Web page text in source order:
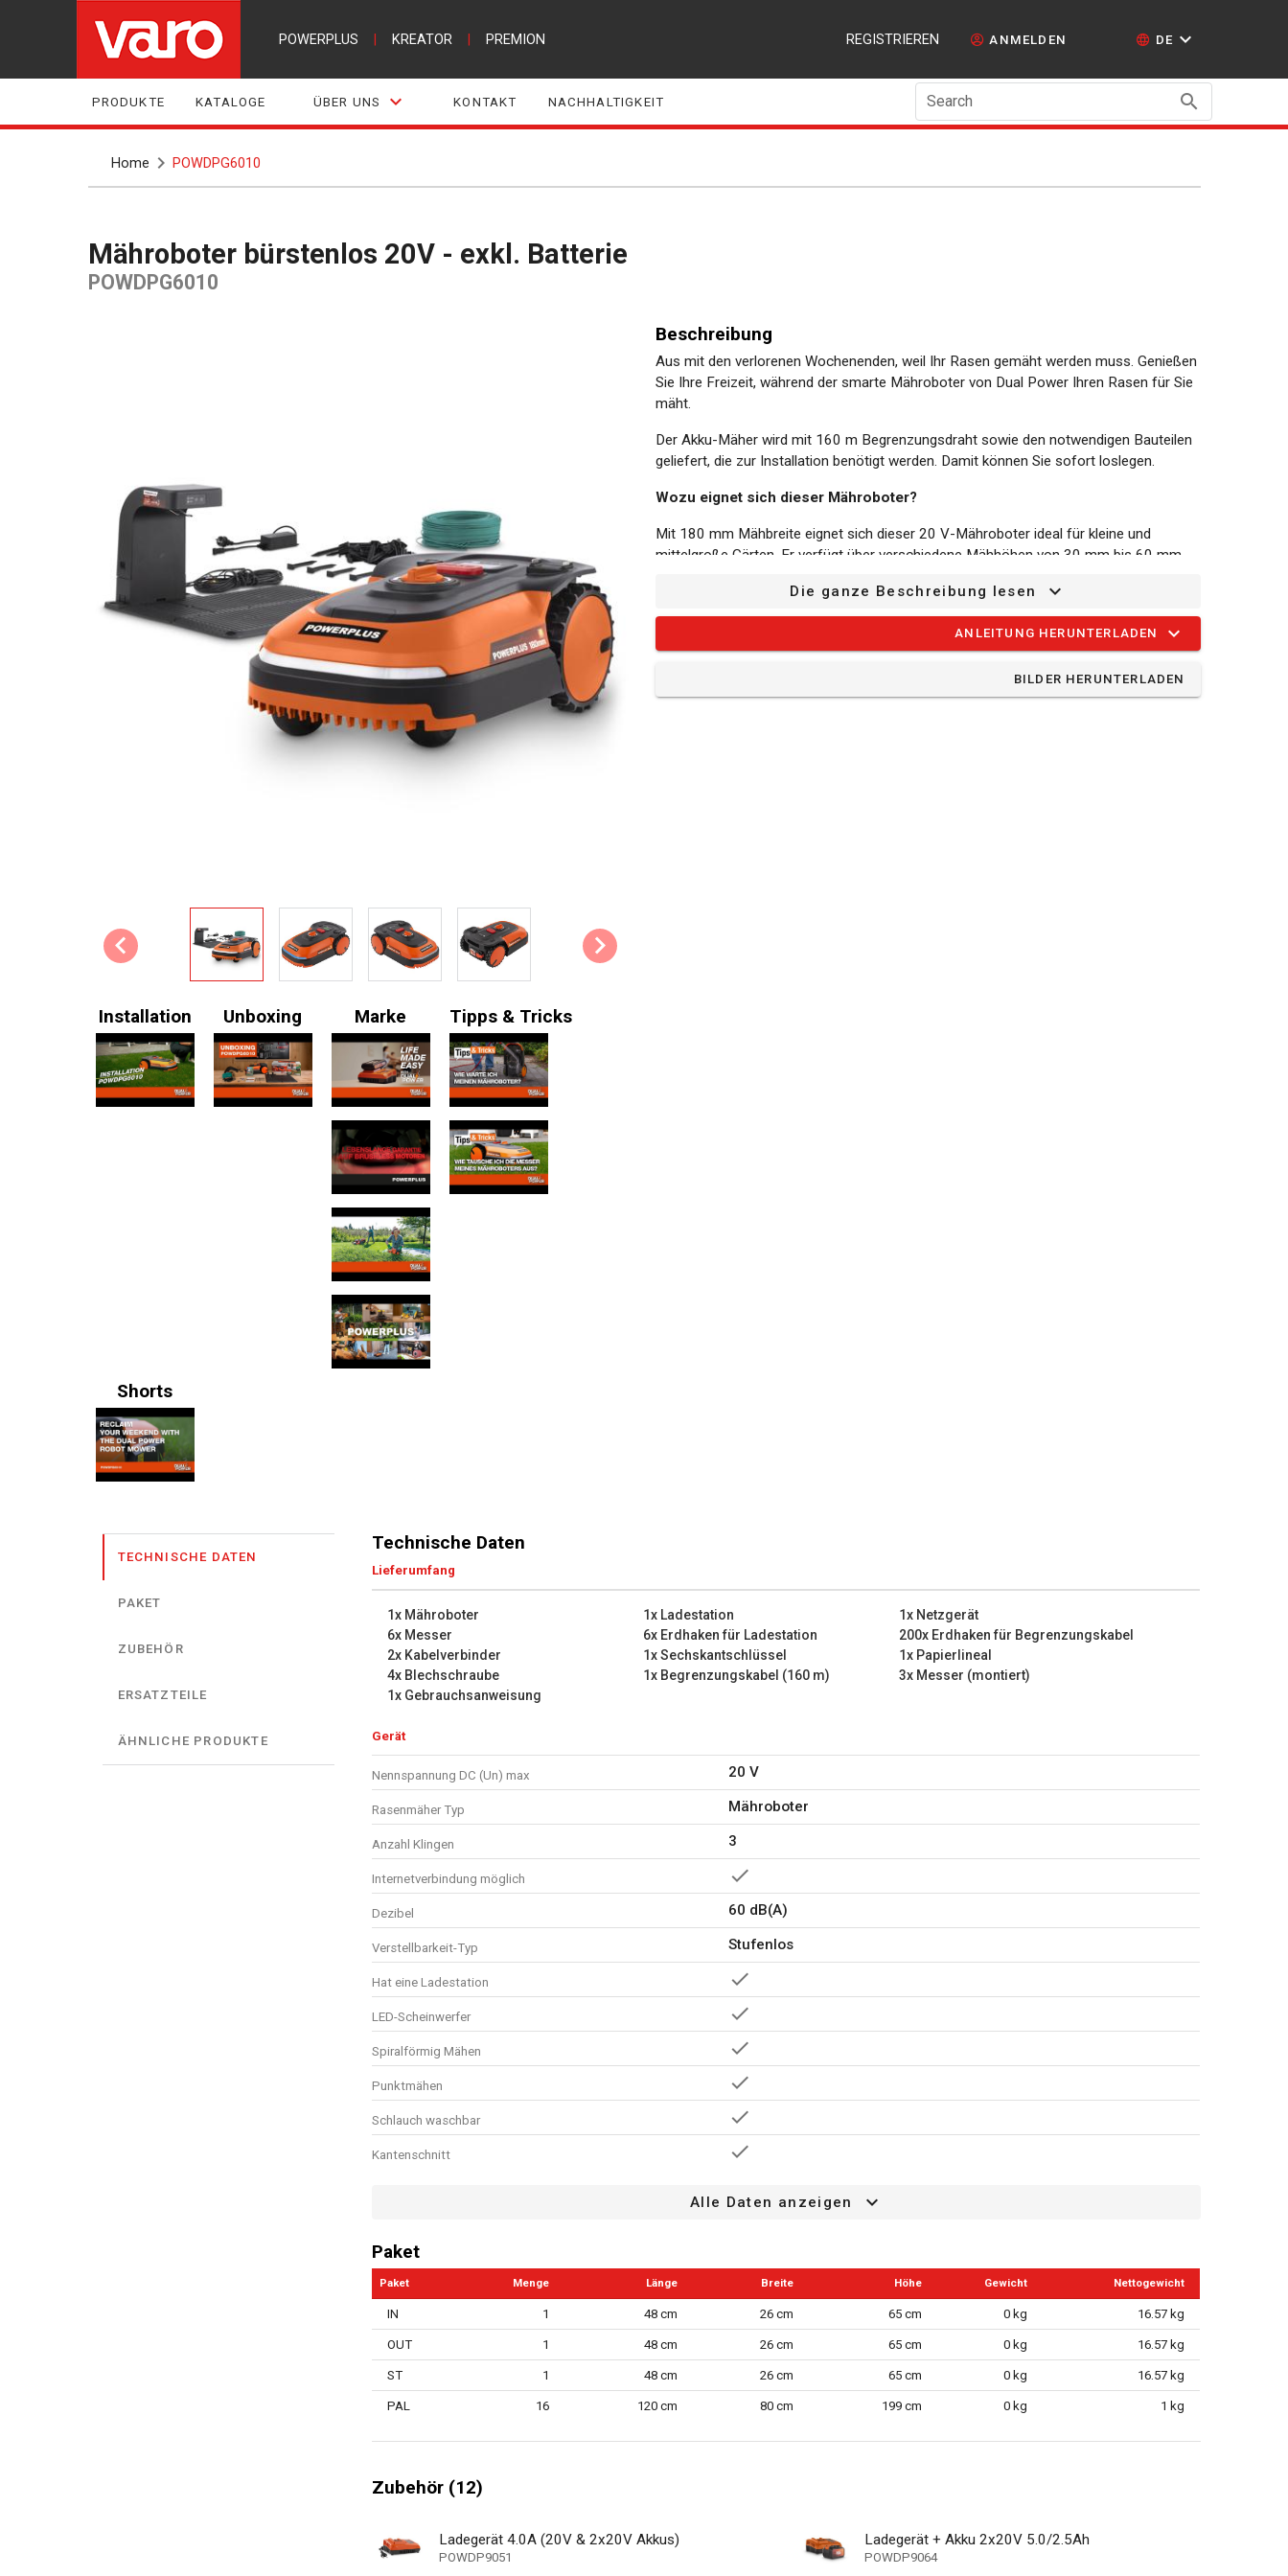
POWERPLUS KREATOR PREMION REGISTRIEREN ANMELDEN DE
PRODUKTE KATALOGE ÜBER UNS KONTAKT NACHHALTIGKEIT Search
Home POWDPG6010
Mähroboter bürstenlos 20V - exkl. Batterie
POWDPG6010
Installation Unboxing Marke Tipps & Tricks
Shorts
Beschreibung
Aus mit den verlorenen Wochenenden, weil Ihr Rasen gemäht werden muss. Genießen
Sie Ihre Freizeit, während der smarte Mähroboter von Dual Power Ihren Rasen für Sie
mäht.
Der Akku-Mäher wird mit 160 m Begrenzungsdraht sowie den notwendigen Bauteilen
geliefert, die zur Installation benötigt werden. Damit können Sie sofort loslegen.
Wozu eignet sich dieser Mähroboter?
Mit 180 mm Mähbreite eignet sich dieser 20 V-Mähroboter ideal für kleine und
mittelgroße Gärten. Er verfügt über verschiedene Mähhöhen von 30 mm bis 60 mm,
Der smarte Mähroboter ist mit Bluetooth und WLAN ausgestattet. Dadurch kann er
einfach aus der Ferne über die offizielle App mit Ihrem Smartphone gesteuert und
eingestellt werden.
6x Messer
6x Erdhaken für Ladestation
200x Erdhaken für Begrenzungskabel
2x Kabelverbinder
4x Blechschraube
1x Begrenzungskabel (160 m)
3x Messer (montiert)
1x Gebrauchsanweisung
Die ganze Beschreibung lesen
ANLEITUNG HERUNTERLADEN
BILDER HERUNTERLADEN
TECHNISCHE DATEN
PAKET
ZUBEHÖR
ERSATZTEILE
ÄHNLICHE PRODUKTE
Technische Daten
Lieferumfang
1x Mähroboter 1x Ladestation
1x Netzgerät
6x Messer
6x Erdhaken für Ladestation
200x Erdhaken für Begrenzungskabel
2x Kabelverbinder
1x Sechskantschlüssel
1x Papierlineal
4x Blechschraube
1x Begrenzungskabel (160 m)
3x Messer (montiert)
1x Gebrauchsanweisung
Gerät
Nennspannung DC (Un) max 20 V
Rasenmäher Typ Mähroboter
Anzahl Klingen 3
Internetverbindung möglich
Dezibel 60 dB(A)
Verstellbarkeit-Typ Stufenlos
Hat eine Ladestation
LED-Scheinwerfer
Spiralförmig Mähen
Punktmähen
Schlauch waschbar
Kantenschnitt
Max. Steigung
60 dB(A)
Schneidhöhe min 30 mm
Schneidhöhe max 60 mm
1
Sicherheitsknopf
Überlastungsschutz
Alle Daten anzeigen
Paket
Paket Menge Länge Breite Höhe Gewicht Nettogewicht
IN 1 48 cm 26 cm 65 cm 0 kg 16.57 kg
OUT 1 48 cm 26 cm 65 cm 0 kg 16.57 kg
ST 1 48 cm 26 cm 65 cm 0 kg 16.57 kg
PAL 16 120 cm 80 cm 199 cm 0 kg 1 kg
Zubehör (12)
Ladegerät 4.0A (20V & 2x20V Akkus)
POWDP9051
Ladegerät + Akku 2x20V 5.0/2.5Ah
POWDP9064